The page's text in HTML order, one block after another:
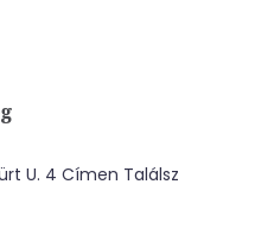
U. 4 Címen Találsz